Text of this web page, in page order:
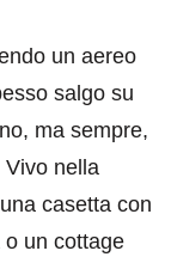
un aereo
salgo su
ma sempre,
Vivo nella
casetta con
o un cottage